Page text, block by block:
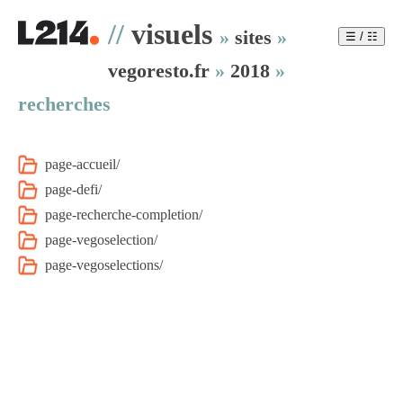
// visuels » sites »
vegoresto.fr » 2018 »
recherches
page-accueil/
page-defi/
page-recherche-completion/
page-vegoselection/
page-vegoselections/
☰ / ☷